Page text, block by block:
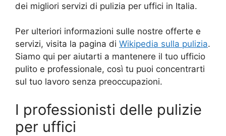
dei migliori servizi di pulizia per uffici in Italia.
Per ulteriori informazioni sulle nostre offerte e
servizi, visita la pagina di Wikipedia sulla pulizia.
Siamo qui per aiutarti a mantenere il tuo ufficio
pulito e professionale, così tu puoi concentrarti
sul tuo lavoro senza preoccupazioni.
I professionisti delle pulizie
per uffici